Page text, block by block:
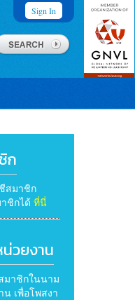
Sign In
ก
สมาชิก
ชิกได้ ที่นี่
วยงาน
มาชิกในนาม
น เพื่อโพสงา